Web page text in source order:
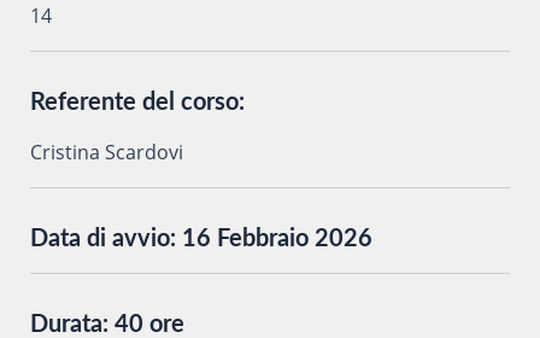
14
Referente del corso:
Cristina Scardovi
Data di avvio: 16 Febbraio 2026
Durata: 40 ore